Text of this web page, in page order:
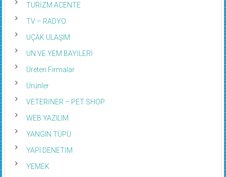
TURİZM ACENTE
TV – RADYO
UÇAK ULAŞIM
UN VE YEM BAYİLERİ
Üreten Firmalar
Ürünler
VETERİNER – PET SHOP
WEB YAZILIM
YANGIN TÜPÜ
YAPI DENETİM
YEMEK